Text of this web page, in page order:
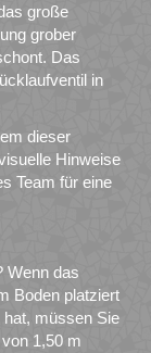
große
grober
Das
in
dieser
Hinweise
Team für eine
Wenn das
Boden platziert
hat, müssen Sie
1,50 m